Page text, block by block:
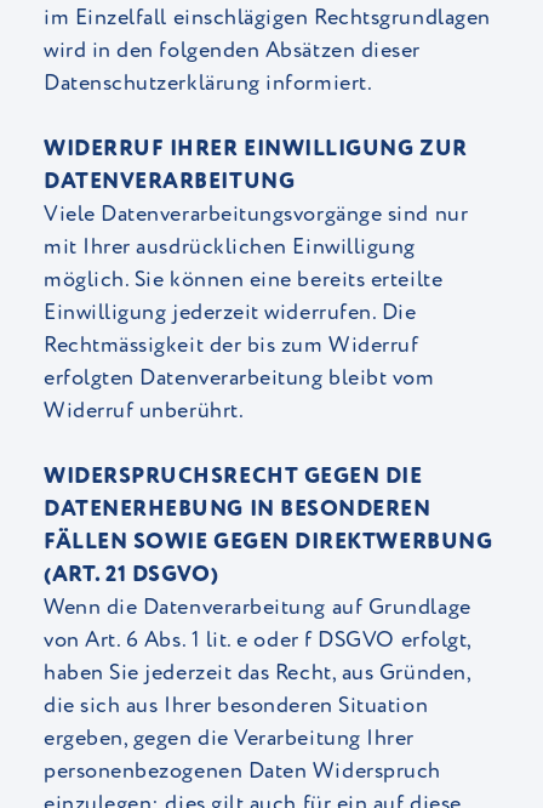
im Einzelfall einschlägigen Rechtsgrundlagen
wird in den folgenden Absätzen dieser
Datenschutzerklärung informiert.
WIDERRUF IHRER EINWILLIGUNG ZUR
DATENVERARBEITUNG
Viele Datenverarbeitungsvorgänge sind nur
mit Ihrer ausdrücklichen Einwilligung
möglich. Sie können eine bereits erteilte
Einwilligung jederzeit widerrufen. Die
Rechtmässigkeit der bis zum Widerruf
erfolgten Datenverarbeitung bleibt vom
Widerruf unberührt.
WIDERSPRUCHSRECHT GEGEN DIE
DATENERHEBUNG IN BESONDEREN
FÄLLEN SOWIE GEGEN DIREKTWERBUNG
(ART. 21 DSGVO)
Wenn die Datenverarbeitung auf Grundlage
von Art. 6 Abs. 1 lit. e oder f DSGVO erfolgt,
haben Sie jederzeit das Recht, aus Gründen,
die sich aus Ihrer besonderen Situation
ergeben, gegen die Verarbeitung Ihrer
personenbezogenen Daten Widerspruch